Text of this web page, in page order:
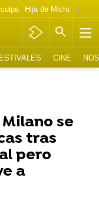
CINE
se
tras
pero
a